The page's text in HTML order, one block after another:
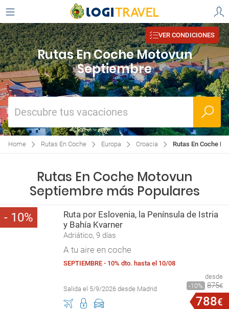
VER CONDICIONES
Rutas En Coche Motovun
Septiembre
Descubre tus vacaciones
Home Rutas En Coche Europa Croacia Rutas En Coche
Rutas En Coche Motovun
Septiembre más Populares
10
Ruta por Eslovenia, la Península de Istria
y Bahía Kvarner
Adriático, 9 días
A tu aire en coche
SEPTIEMBRE - 10% dto. hasta el 10/08
Salida el 5/9/2026 desde Madrid
desde
10
875€
788€